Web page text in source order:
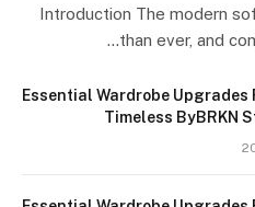
Introduction The modern
than ever, and
Essential Wardrobe Upgrades
Timeless ByBRKN